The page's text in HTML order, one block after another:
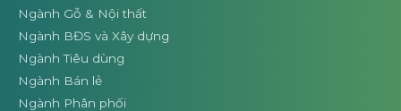
Ngành Gỗ & Nội thất
Ngành BĐS và Xây dựng
Ngành Tiêu dùng
Ngành Bán lẻ
Ngành Phân phối